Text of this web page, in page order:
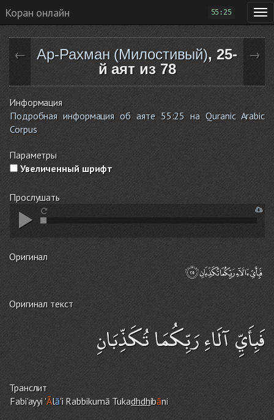
Коран онлайн 55:25
← Ар-Рахман (Милостивый), 25-
й аят из 78
→
Информация
Подробная информация об аяте 55:25 на Quranic Arabic
Corpus
Параметры
Увеличенный шрифт
Прослушать
Оригинал
Оригинал текст
فَبِأَيِّ آلَاءِ رَبِّكُمَا تُكَذِّبَانِ
Транслит
Fabi'ayyi 'Ālā'i Rabbikumā Tukadhdhibāni